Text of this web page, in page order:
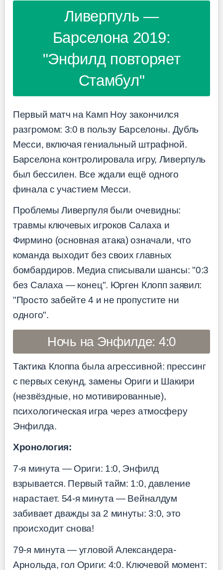
Ливерпуль —
Барселона 2019:
"Энфилд повторяет
Стамбул"
Первый матч на Камп Ноу закончился
разгромом: 3:0 в пользу Барселоны. Дубль
Месси, включая гениальный штрафной.
Барселона контролировала игру, Ливерпуль
был бессилен. Все ждали ещё одного
финала с участием Месси.
Проблемы Ливерпуля были очевидны:
травмы ключевых игроков Салаха и
Фирмино (основная атака) означали, что
команда выходит без своих главных
бомбардиров. Медиа списывали шансы: "0:3
без Салаха — конец". Юрген Клопп заявил:
"Просто забейте 4 и не пропустите ни
одного".
Ночь на Энфилде: 4:0
Тактика Клоппа была агрессивной: прессинг
с первых секунд, замены Ориги и Шакири
(незвёздные, но мотивированные),
психологическая игра через атмосферу
Энфилда.
Хронология:
7-я минута — Ориги: 1:0, Энфилд
взрывается. Первый тайм: 1:0, давление
нарастает. 54-я минута — Вейналдум
забивает дважды за 2 минуты: 3:0, это
происходит снова!
79-я минута — угловой Александера-
Арнольда, гол Ориги: 4:0. Ключевой момент: